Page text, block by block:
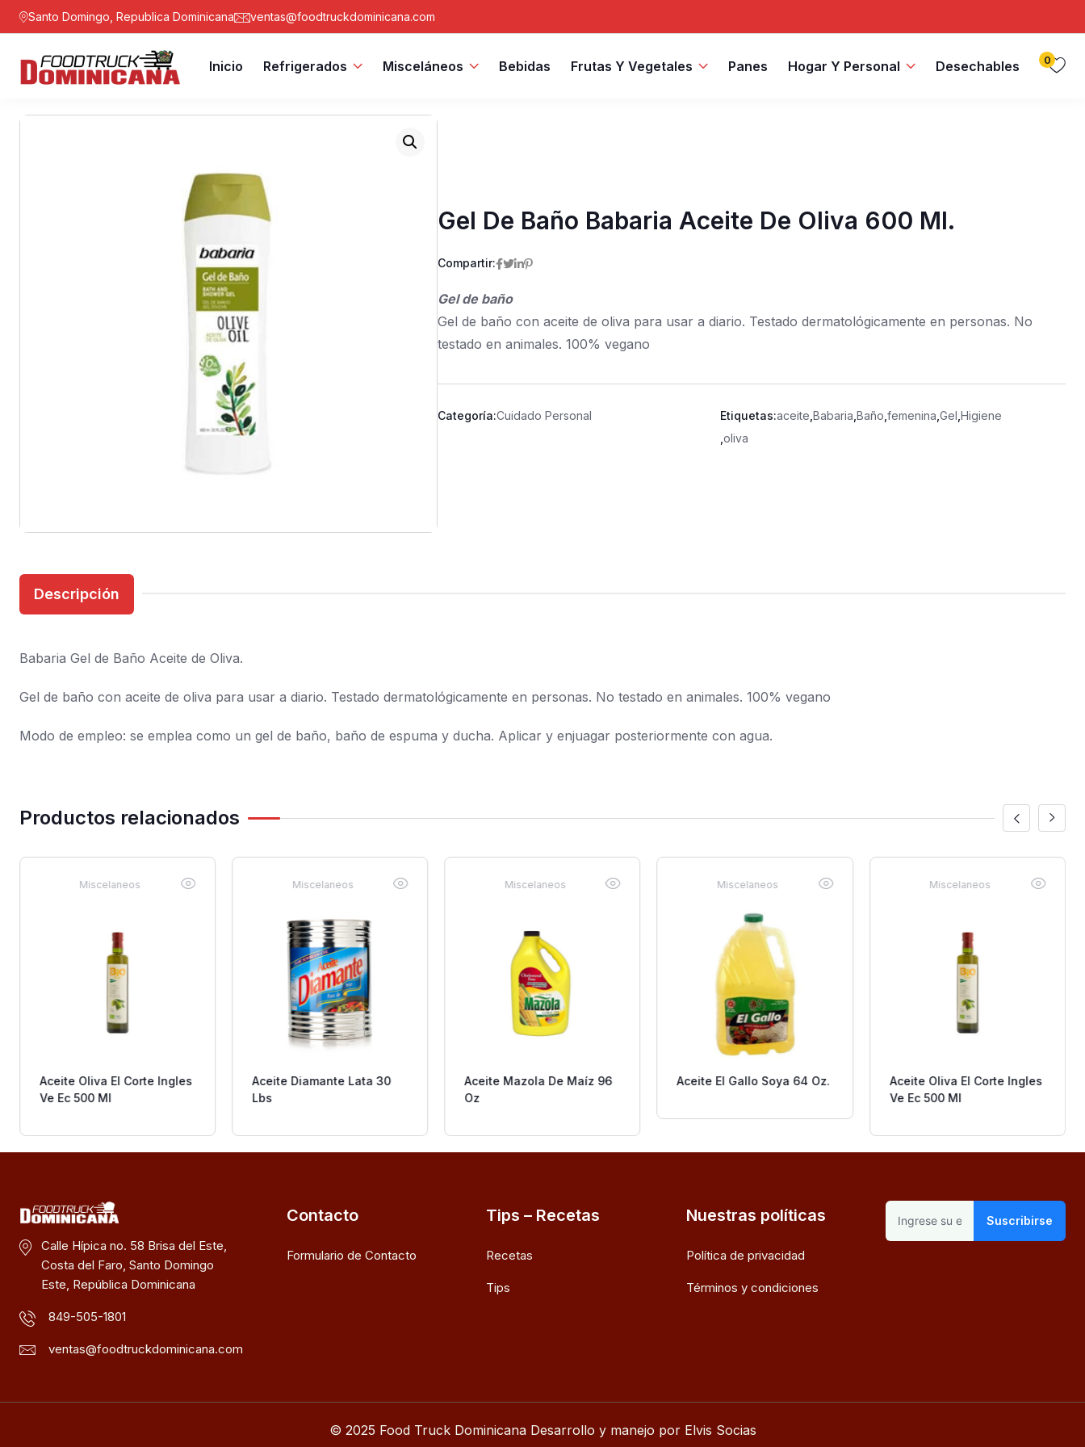
Santo Domingo, Republica Dominicana ventas@foodtruckdominicana.com
Inicio Refrigerados Misceláneos Bebidas Frutas Y Vegetales Panes Hogar Y Personal Desechables 0
Gel De Baño Babaria Aceite De Oliva 600 Ml.
Compartir:
Gel de baño
Gel de baño con aceite de oliva para usar a diario. Testado dermatológicamente en personas. No
testado en animales. 100% vegano
Categoría:Cuidado Personal Etiquetas:aceite ,Babaria ,Baño ,femenina ,Gel ,Higiene
,oliva
Descripción
Babaria Gel de Baño Aceite de Oliva.
Gel de baño con aceite de oliva para usar a diario. Testado dermatológicamente en personas. No testado en animales. 100% vegano
Modo de empleo: se emplea como un gel de baño, baño de espuma y ducha. Aplicar y enjuagar posteriormente con agua.
Productos relacionados
Miscelaneos
Aceite Oliva El Corte Ingles
Ve Ec 500 Ml
Miscelaneos
Aceite Diamante Lata 30
Lbs
Miscelaneos
Aceite Mazola De Maíz 96
Oz
Miscelaneos
Aceite El Gallo Soya 64 Oz.
Miscelaneos
Aceite Oliva El Corte Ingles
Ve Ec 500 Ml
Calle Hípica no. 58 Brisa del Este,
Costa del Faro, Santo Domingo
Este, República Dominicana
849-505-1801
ventas@foodtruckdominicana.com
Contacto
Formulario de Contacto
Tips – Recetas
Recetas
Tips
Nuestras políticas
Política de privacidad
Términos y condiciones
Suscribirse
© 2025 Food Truck Dominicana Desarrollo y manejo por Elvis Socias